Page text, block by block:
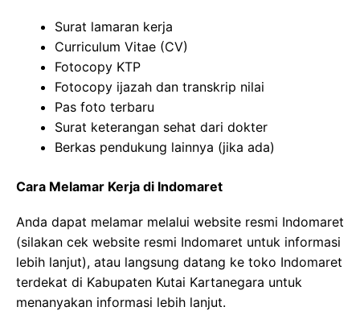
Surat lamaran kerja
Curriculum Vitae (CV)
Fotocopy KTP
Fotocopy ijazah dan transkrip nilai
Pas foto terbaru
Surat keterangan sehat dari dokter
Berkas pendukung lainnya (jika ada)
Cara Melamar Kerja di Indomaret
Anda dapat melamar melalui website resmi Indomaret
(silakan cek website resmi Indomaret untuk informasi
lebih lanjut), atau langsung datang ke toko Indomaret
terdekat di Kabupaten Kutai Kartanegara untuk
menanyakan informasi lebih lanjut.